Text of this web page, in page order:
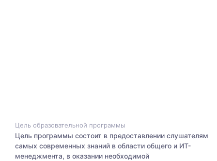
Цель образовательной программы
Цель программы состоит в предоставлении слушателям
самых современных знаний в области общего и ИТ-
менеджмента, в оказании необходимой